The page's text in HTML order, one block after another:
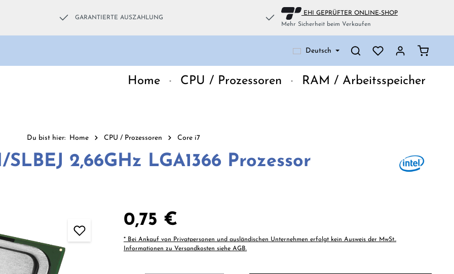
GARANTIERTE AUSZAHLUNG
EHI GEPRÜFTER ONLINE-SHOP
Mehr Sicherheit beim Verkaufen
Deutsch
Home CPU / Prozessoren RAM / Arbeitsspeicher
Du bist hier: Home CPU / Prozessoren Core i7
2,66GHz LGA1366 Prozessor
Regulärer Preis:
0,75 €
* Bei Ankauf von Privatpersonen und ausländischen Unternehmen erfolgt kein Ausweis der MwSt..
Informationen zu Versandkosten siehe AGB.